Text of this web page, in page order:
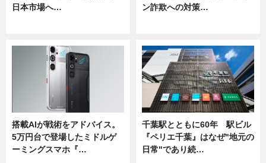
日本市場へ…
ン詐欺への対策…
搭載AIが戦術をアドバイス。
5万円台で登場したミドルゲ
ーミングスマホ『…
千葉駅とともに60年 駅ビル
『ペリエ千葉』はなぜ"地元の
日常"であり続…